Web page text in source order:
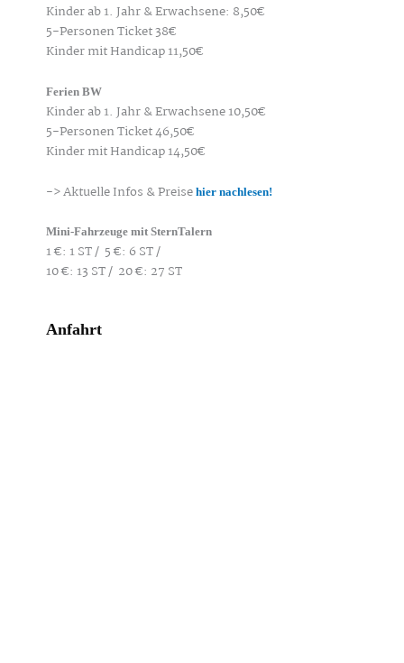
Kinder ab 1. Jahr & Erwachsene: 8,50€
5-Personen Ticket 38€
Kinder mit Handicap 11,50€
Ferien BW
Kinder ab 1. Jahr & Erwachsene 10,50€
5-Personen Ticket 46,50€
Kinder mit Handicap 14,50€
-> Aktuelle Infos & Preisehier nachlesen!
Mini-Fahrzeuge mit SternTalern
1 €: 1 ST / 5 €: 6 ST /
10 €: 13 ST / 20 €: 27 ST
Anfahrt